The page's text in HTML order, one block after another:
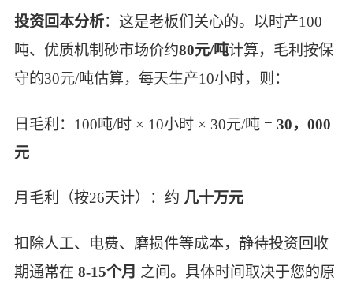
投资回本分析：这是老板们关心的。以时产100
吨、优质机制砂市场价约80元/吨计算，毛利按保
守的30元/吨估算，每天生产10小时，则：
日毛利：100吨/时 × 10小时 × 30元/吨 = 30，000
元
月毛利（按26天计）：约 几十万元
扣除人工、电费、磨损件等成本，静待投资回收
期通常在 8-15个月 之间。具体时间取决于您的原